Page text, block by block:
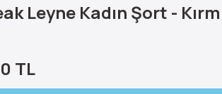
Leyne Kadın Şort -
TL